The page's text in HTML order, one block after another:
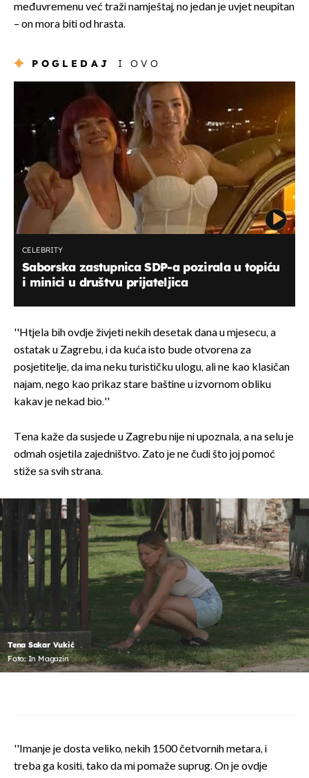
međuvremenu već traži namještaj, no jedan je uvjet neupitan
– on mora biti od hrasta.
POGLEDAJ I OVO
CELEBRITY
Saborska zastupnica SDP-a pozirala u topiću
i minici u društvu prijateljica
''Htjela bih ovdje živjeti nekih desetak dana u mjesecu, a
ostatak u Zagrebu, i da kuća isto bude otvorena za
posjetitelje, da ima neku turističku ulogu, ali ne kao klasičan
najam, nego kao prikaz stare baštine u izvornom obliku
kakav je nekad bio.''
Tena kaže da susjede u Zagrebu nije ni upoznala, a na selu je
odmah osjetila zajedništvo. Zato je ne čudi što joj pomoć
stiže sa svih strana.
Tena Sakar Vukić
Foto: In Magazin
''Imanje je dosta veliko, nekih 1500 četvornih metara, i
treba ga kositi, tako da mi pomaže suprug. On je ovdje